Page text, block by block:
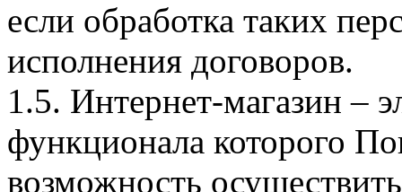
если обработка таких
исполнения договоров.
1.5. Интернет-магазин –
функционала которого
возможность